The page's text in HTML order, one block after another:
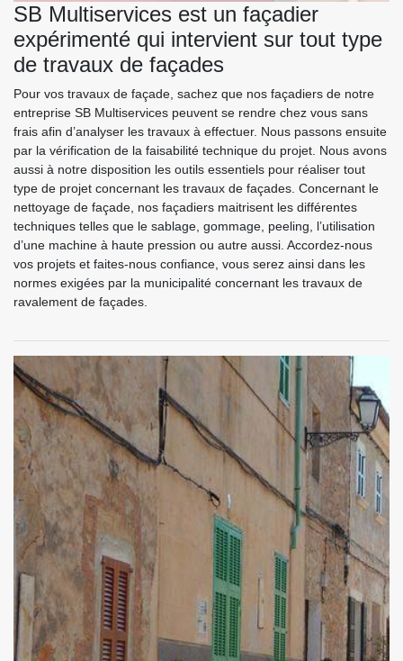
SB Multiservices est un façadier
expérimenté qui intervient sur tout type
de travaux de façades
Pour vos travaux de façade, sachez que nos façadiers de notre
entreprise SB Multiservices peuvent se rendre chez vous sans
frais afin d’analyser les travaux à effectuer. Nous passons ensuite
par la vérification de la faisabilité technique du projet. Nous avons
aussi à notre disposition les outils essentiels pour réaliser tout
type de projet concernant les travaux de façades. Concernant le
nettoyage de façade, nos façadiers maitrisent les différentes
techniques telles que le sablage, gommage, peeling, l’utilisation
d’une machine à haute pression ou autre aussi. Accordez-nous
vos projets et faites-nous confiance, vous serez ainsi dans les
normes exigées par la municipalité concernant les travaux de
ravalement de façades.